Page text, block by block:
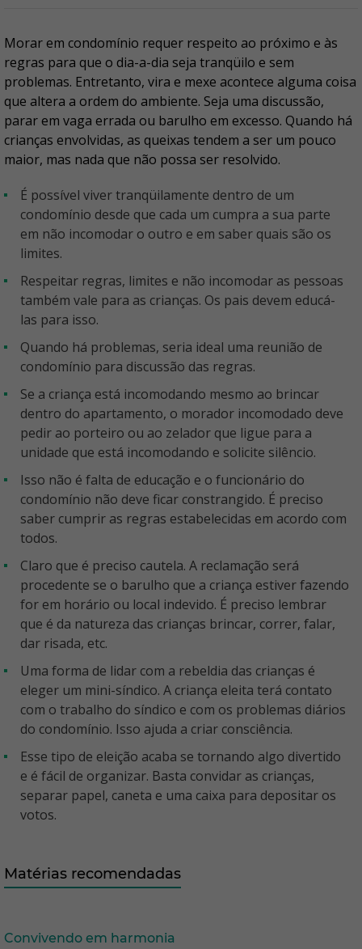
Morar em condomínio requer respeito ao próximo e às
regras para que o dia-a-dia seja tranqüilo e sem
problemas. Entretanto, vira e mexe acontece alguma coisa
que altera a ordem do ambiente. Seja uma discussão,
parar em vaga errada ou barulho em excesso. Quando há
crianças envolvidas, as queixas tendem a ser um pouco
maior, mas nada que não possa ser resolvido.
É possível viver tranqüilamente dentro de um
condomínio desde que cada um cumpra a sua parte
em não incomodar o outro e em saber quais são os
limites.
Respeitar regras, limites e não incomodar as pessoas
também vale para as crianças. Os pais devem educá-
las para isso.
Quando há problemas, seria ideal uma reunião de
condomínio para discussão das regras.
Se a criança está incomodando mesmo ao brincar
dentro do apartamento, o morador incomodado deve
pedir ao porteiro ou ao zelador que ligue para a
unidade que está incomodando e solicite silêncio.
Isso não é falta de educação e o funcionário do
condomínio não deve ficar constrangido. É preciso
saber cumprir as regras estabelecidas em acordo com
todos.
Claro que é preciso cautela. A reclamação será
procedente se o barulho que a criança estiver fazendo
for em horário ou local indevido. É preciso lembrar
que é da natureza das crianças brincar, correr, falar,
dar risada, etc.
Uma forma de lidar com a rebeldia das crianças é
eleger um mini-síndico. A criança eleita terá contato
com o trabalho do síndico e com os problemas diários
do condomínio. Isso ajuda a criar consciência.
Esse tipo de eleição acaba se tornando algo divertido
e é fácil de organizar. Basta convidar as crianças,
separar papel, caneta e uma caixa para depositar os
votos.
Matérias recomendadas
Convivendo em harmonia